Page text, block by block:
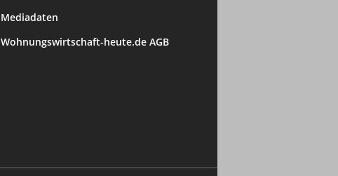
Mediadaten
Wohnungswirtschaft-heute.de AGB